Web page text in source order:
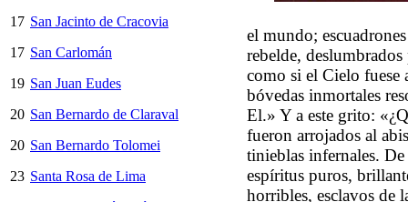
17 San Jacinto de Cracovia
17 San Carlomán
19 San Juan Eudes
20 San Bernardo de Claraval
20 San Bernardo Tolomei
23 Santa Rosa de Lima
el mundo;
rebelde,
como si el Cielo fuese
bóvedas inmortales
El.» Y a este grito:
fueron arrojados al
tinieblas infernales.
espíritus puros,
horribles, esclavos de